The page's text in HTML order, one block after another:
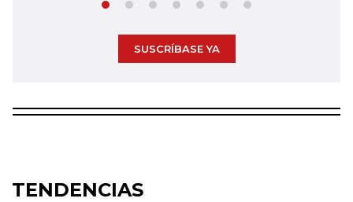
SUSCRÍBASE YA
TENDENCIAS